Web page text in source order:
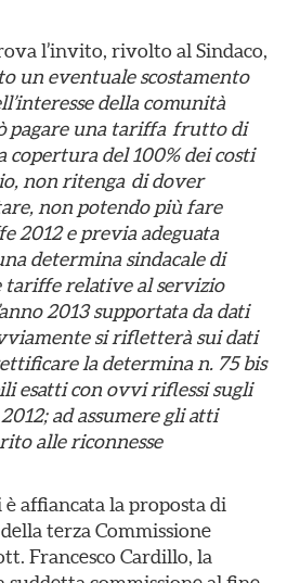
l’invito, rivolto al Sindaco,
un eventuale scostamento
della comunità
pagare una tariffa frutto di
copertura del 100% dei costi
non ritenga di dover
non potendo più fare
2012 e previa adeguata
determina sindacale di
tariffe relative al servizio
2013 supportata da dati
si rifletterà sui dati
la determina n. 75 bis
esatti con ovvi riflessi sugli
ad assumere gli atti
alle riconnesse
affiancata la proposta di
terza Commissione
Francesco Cardillo, la